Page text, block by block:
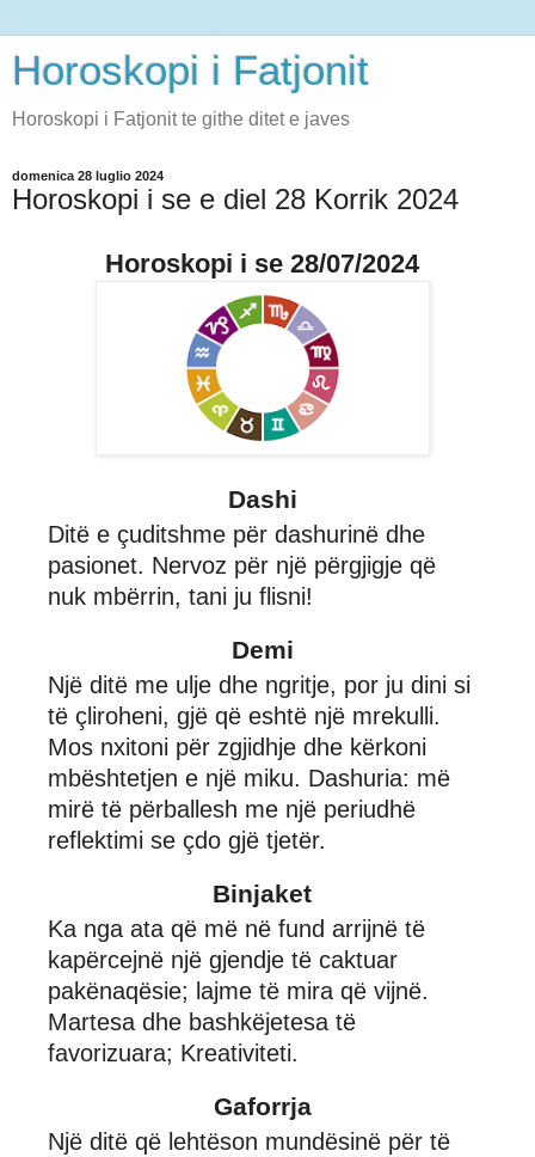
Horoskopi i Fatjonit
Horoskopi i Fatjonit te githe ditet e javes
domenica 28 luglio 2024
Horoskopi i se e diel 28 Korrik 2024
Horoskopi i se 28/07/2024
Dashi
Ditë e çuditshme për dashurinë dhe
pasionet. Nervoz për një përgjigje që
nuk mbërrin, tani ju flisni!
Demi
Një ditë me ulje dhe ngritje, por ju dini si
të çliroheni, gjë që eshtë një mrekulli.
Mos nxitoni për zgjidhje dhe kërkoni
mbështetjen e një miku. Dashuria: më
mirë të përballesh me një periudhë
reflektimi se çdo gjë tjetër.
Binjaket
Ka nga ata që më në fund arrijnë të
kapërcejnë një gjendje të caktuar
pakënaqësie; lajme të mira që vijnë.
Martesa dhe bashkëjetesa të
favorizuara; Kreativiteti.
Gaforrja
Një ditë që lehtëson mundësinë për të